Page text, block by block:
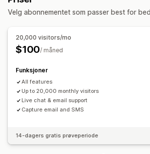
Utgangsintensjon Rabatter Belønninger
Quizer Alderskontroll
Egendefinerte popup-vinduer
Administrere popup-vinduer
Redigeringsverktøy
Egendefinert kode Egendefinerte
Oversettelse Lokalisering
Liste for innhenting av SMS-nummer
Utløsere og regler Automasjoner
Velg abonnementet som passer best for
20,000 visitors/mo
$100/ måned
Funksjoner
All features
Up to 20,000 monthly visitors
Live chat & email support
Capture email and SMS
14-dagers gratis prøveperiode